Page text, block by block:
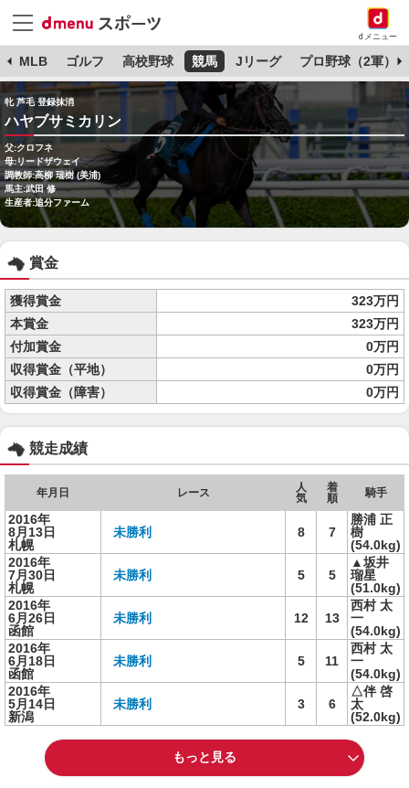
dメニュー
MLB ゴルフ 高校野球 競馬 Jリーグ プロ野球（2軍）
牝 芦毛 登録抹消
ハヤブサミカリン
父:クロフネ
母:リードザウェイ
調教師:高柳 瑞樹 (美浦)
馬主:武田 修
生産者:追分ファーム
賞金
獲得賞金
323万円
本賞金
323万円
付加賞金
0万円
収得賞金（平地）
0万円
収得賞金（障害）
0万円
競走成績
年月日 レース
人
気
着
順
騎手
2016年
8月13日
札幌
未勝利 8 7
勝浦 正
樹
(54.0kg)
2016年
7月30日
札幌
未勝利 5 5
▲坂井
瑠星
(51.0kg)
2016年
6月26日
函館
未勝利 12 13
西村 太
一
(54.0kg)
2016年
6月18日
函館
未勝利 5 11
西村 太
一
(54.0kg)
2016年
5月14日
新潟
未勝利 3 6
△伴 啓
太
(52.0kg)
もっと見る